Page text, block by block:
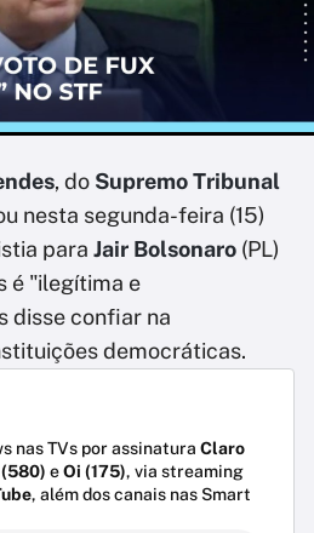
, do Supremo Tribunal
nesta segunda-feira (15)
para Jair Bolsonaro (PL)
é "ilegítima e
disse confiar na
democráticas.
nas TVs por assinatura Claro
eOi (175), via streaming
, além dos canais nas Smart